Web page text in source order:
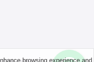
browsing experience and